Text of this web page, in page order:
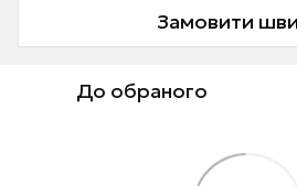
Замовити
До обраного